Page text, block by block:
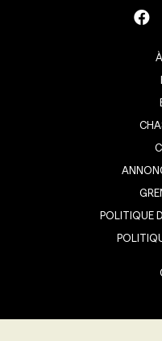
POLITIQUE